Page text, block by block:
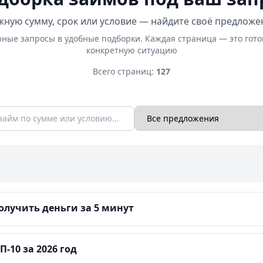
сумму, срок или условие — найдите своё
запросы в удобные подборки. Каждая страница — это
конкретную ситуацию
Всего страниц: 127
деньги за 5 минут
за 2026 год